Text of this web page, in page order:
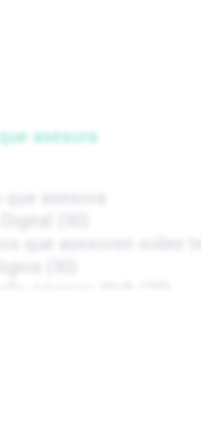
asesora